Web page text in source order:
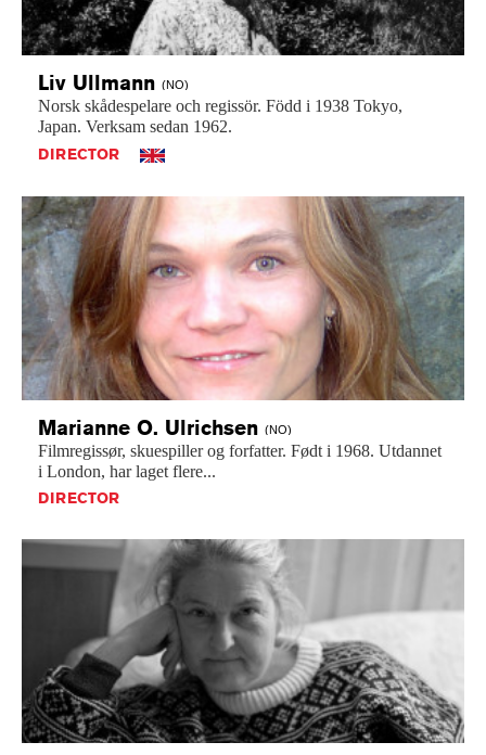
Liv Ullmann (NO)
Norsk skådespelare och regissör. Född i 1938 Tokyo,
Japan. Verksam sedan 1962.
DIRECTOR
Marianne O. Ulrichsen (NO)
Filmregissør, skuespiller og forfatter. Født i 1968. Utdannet
i London, har laget flere...
DIRECTOR